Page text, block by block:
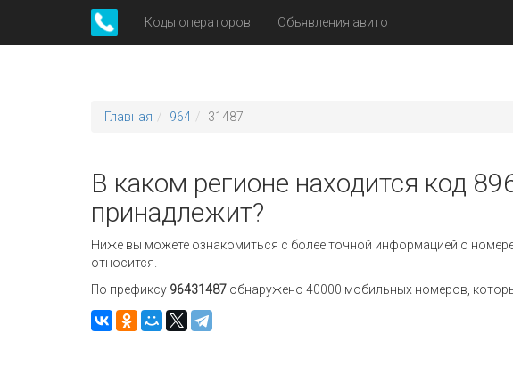
Коды операторов Объявления авито
Главная 964 31487
В каком регионе находится код
принадлежит?
Ниже вы можете ознакомиться с более точной информацией о
относится.
По префиксу 96431487 обнаружено 40000 мобильных номеров,